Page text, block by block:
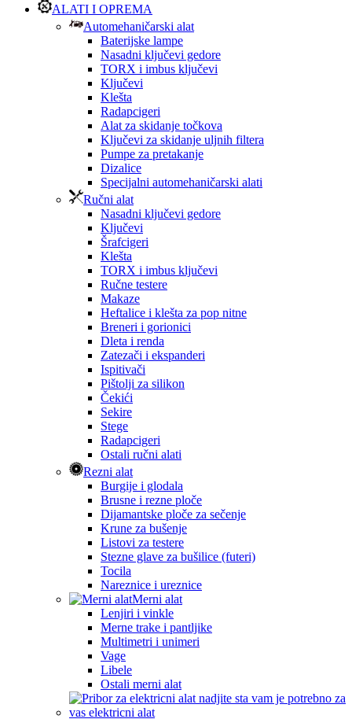
ALATI I OPREMA
Automehaničarski alat
Baterijske lampe
Nasadni ključevi gedore
TORX i imbus ključevi
Ključevi
Klešta
Radapcigeri
Alat za skidanje točkova
Ključevi za skidanje uljnih filtera
Pumpe za pretakanje
Dizalice
Specijalni automehaničarski alati
Ručni alat
Nasadni ključevi gedore
Ključevi
Šrafcigeri
Klešta
TORX i imbus ključevi
Ručne testere
Makaze
Heftalice i klešta za pop nitne
Breneri i gorionici
Dleta i renda
Zatezači i ekspanderi
Ispitivači
Pištolji za silikon
Čekići
Sekire
Stege
Radapcigeri
Ostali ručni alati
Rezni alat
Burgije i glodala
Brusne i rezne ploče
Dijamantske ploče za sečenje
Krune za bušenje
Listovi za testere
Stezne glave za bušilice (futeri)
Tocila
Nareznice i ureznice
Merni alat
Lenjiri i vinkle
Merne trake i pantljike
Multimetri i unimeri
Vage
Libele
Ostali merni alat